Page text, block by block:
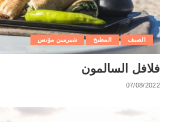
الصيف المطبخ شيرمين مؤنس
فلافل السالمون
07/08/2022